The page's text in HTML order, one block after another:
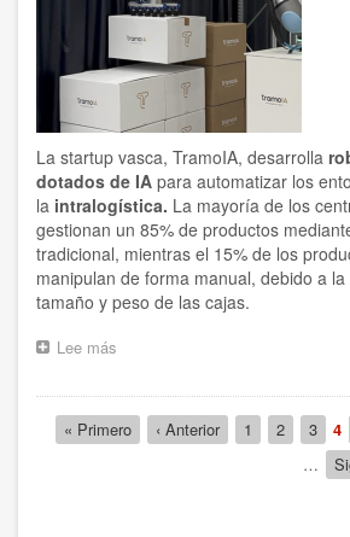
un
año,
según
el
segundo
Diagnóstico
BAIC
La startup vasca, TramoIA, desarrolla
dotados de IA para automatizar los
la intralogística. La mayoría de los
gestionan un 85% de productos
tradicional, mientras el 15% de los
manipulan de forma manual, debido a
tamaño y peso de las cajas.
Lee más
robots
colaborativos
Paginación
Primera
página
« Primero
Página
anterior
‹ Anterior Página
1 Página
2 Página
3 4
…